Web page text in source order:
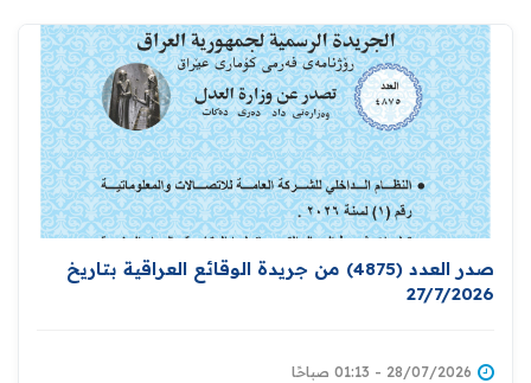
صدر العدد (4875) من جريدة الوقائع العراقية بتاريخ
27/7/2026
28/07/2026 - 01:13 صباحًا